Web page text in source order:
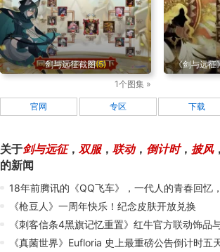
剑与远征截图(5)
1个图集 »
《剑与远征
官网 专区 下载
关于剑与远征， 双服， 联动， 倒计时， 披风，
的新闻
《枪豆人》一周年快乐！纪念皮肤开放兑换
《真菌世界》Eufloria 史上最重磅公告倒计时五